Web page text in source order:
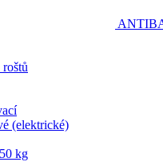
(elektrické)
kg